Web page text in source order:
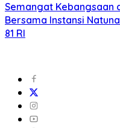
Semangat Kebangsaan
Bersama Instansi
81 RI